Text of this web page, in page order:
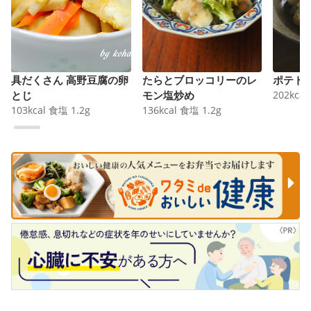
具だくさん 高野豆腐の卵
とじ
103kcal 食塩 1.2g
たらとブロッコリーのレ
モン塩炒め
136kcal 食塩 1.2g
ポテト
202kcal